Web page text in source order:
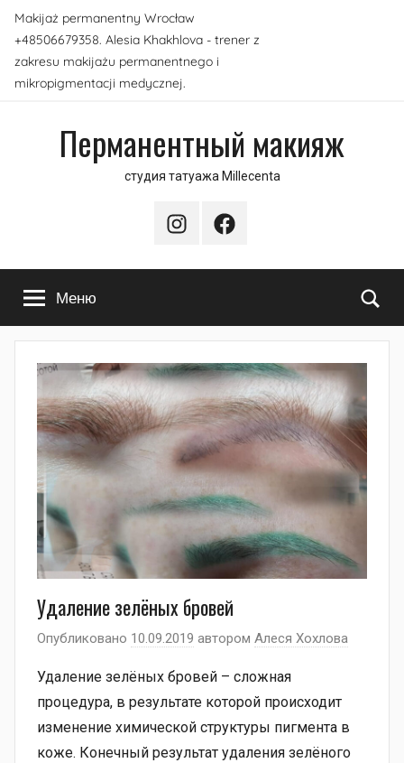
Перейти
содержимому
Makijaż permanentny Wrocław
+48506679358. Alesia Khakhlova - trener z
zakresu makijażu permanentnego i
mikropigmentacji medycznej.
Перманентный макияж
студия татуажа Millecenta
InstagramFacebook
Меню
Удаление зелёных бровей
Опубликовано 10.09.2019 автором Алеся Хохлова
Удаление зелёных бровей – сложная
процедура, в результате которой происходит
изменение химической структуры пигмента в
коже. Конечный результат удаления зелёного